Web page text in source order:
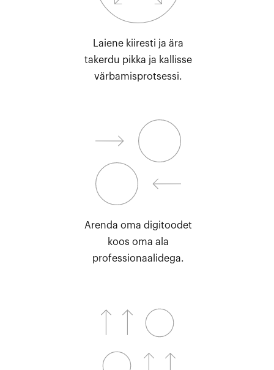
Arenda oma digitoodet
koos oma ala
professionaalidega.
Laiene kiiresti ja ära
takerdu pikka ja kallisse
värbamisprotsessi.